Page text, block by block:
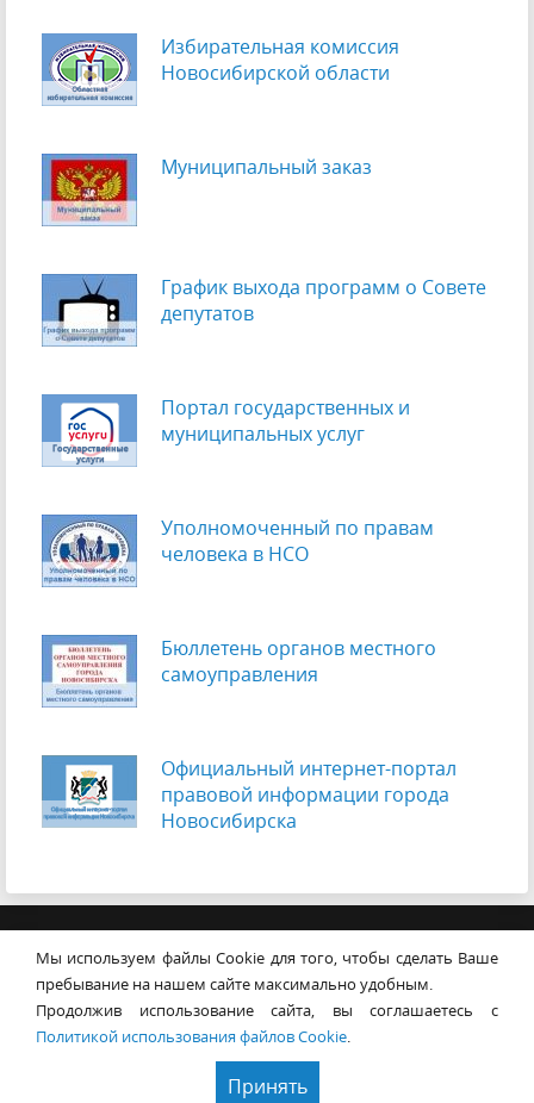
Избирательная комиссия
Новосибирской области
Муниципальный заказ
График выхода программ о Cовете
депутатов
Портал государственных и
муниципальных услуг
Уполномоченный по правам
человека в НСО
Бюллетень органов местного
самоуправления
Официальный интернет-портал
правовой информации города
Новосибирска
© Совет депутатов города
НовосибирскаКонтакты Карта сайта
630099, г. Новосибирск, Красный
проспект, 34
Мы используем файлы Cookie для того, чтобы сделать Ваше
пребывание на нашем сайте максимально удобным.
Продолжив использование сайта, вы соглашаетесь с
Политикой использования файлов Cookie.
Принять